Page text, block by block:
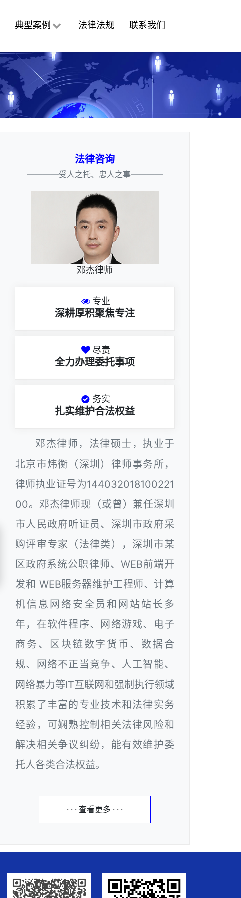
典型案例 法律法规 联系我们
法律咨询
————受人之托、忠人之事————
邓杰律师
专业
深耕厚积聚焦专注
尽责
全力办理委托事项
务实
扎实维护合法权益
邓杰律师，法律硕士，执业于
北京市炜衡（深圳）律师事务所，
律师执业证号为144032018100221
00。邓杰律师现（或曾）兼任深圳
市人民政府听证员、深圳市政府采
购评审专家（法律类），深圳市某
区政府系统公职律师、WEB前端开
发和 WEB服务器维护工程师、计算
机信息网络安全员和网站站长多
年，在软件程序、网络游戏、电子
商务、区块链数字货币、数据合
规、网络不正当竞争、人工智能、
网络暴力等IT互联网和强制执行领域
积累了丰富的专业技术和法律实务
经验，可娴熟控制相关法律风险和
解决相关争议纠纷，能有效维护委
托人各类合法权益。
· · · 查看更多 · · ·